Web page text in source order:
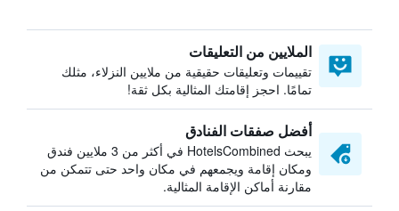
الملايين من التعليقات
تقييمات وتعليقات حقيقية من ملايين النزلاء، مثلك
تمامًا. احجز إقامتك المثالية بكل ثقة!
أفضل صفقات الفنادق
يبحث HotelsCombined في أكثر من 3 ملايين فندق
ومكان إقامة ويجمعهم في مكان واحد حتى تتمكن من
مقارنة أماكن الإقامة المثالية.